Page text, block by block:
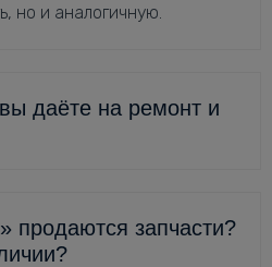
но и аналогичную.
даёте на ремонт и
продаются запчасти?